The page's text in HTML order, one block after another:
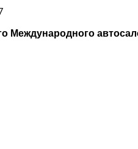
Международного